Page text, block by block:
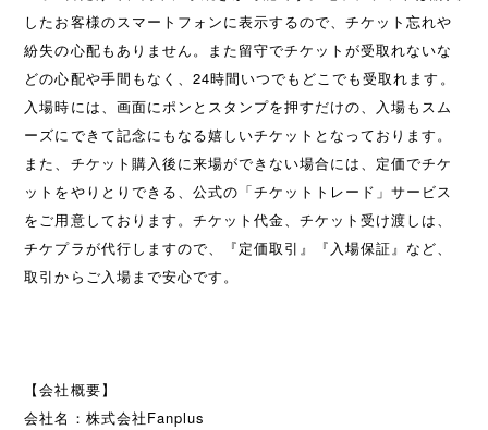
したお客様のスマートフォンに表示するので、チケット忘れや
紛失の心配もありません。また留守でチケットが受取れないな
どの心配や手間もなく、24時間いつでもどこでも受取れます。
入場時には、画面にポンとスタンプを押すだけの、入場もスム
ーズにできて記念にもなる嬉しいチケットとなっております。
また、チケット購入後に来場ができない場合には、定価でチケ
ットをやりとりできる、公式の「チケットトレード」サービス
をご用意しております。チケット代金、チケット受け渡しは、
チケプラが代行しますので、『定価取引』『入場保証』など、
取引からご入場まで安心です。
【会社概要】
会社名：株式会社Fanplus